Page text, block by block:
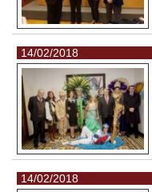
14/02/2018
14/02/2018